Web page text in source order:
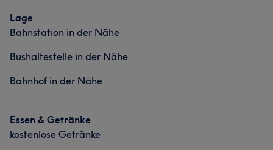
Lage
Bahnstation in der Nähe
Bushaltestelle in der Nähe
Bahnhof in der Nähe
Essen & Getränke
kostenlose Getränke